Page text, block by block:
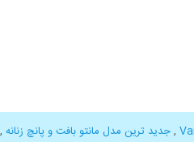
,جدید ترین مدل مانتو بافت و پانچ زنانه ,